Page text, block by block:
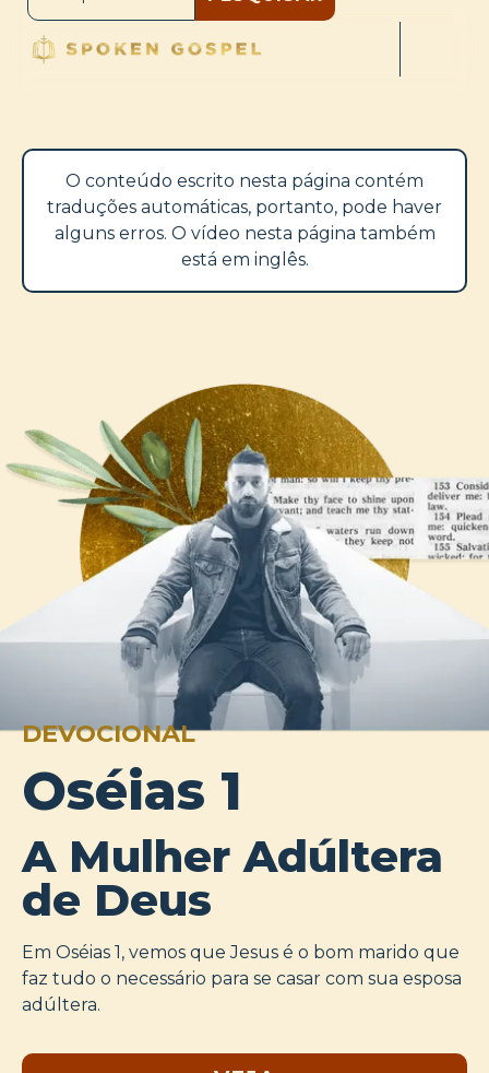
O conteúdo escrito nesta página contém
traduções automáticas, portanto, pode haver
alguns erros. O vídeo nesta página também
está em inglês.
DEVOCIONAL
Oséias 1
A Mulher Adúltera
de Deus
Em Oséias 1, vemos que Jesus é o bom marido que
faz tudo o necessário para se casar com sua esposa
adúltera.